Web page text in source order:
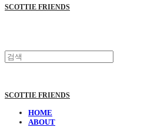
SCOTTIE FRIENDS
SCOTTIE FRIENDS
HOME
ABOUT